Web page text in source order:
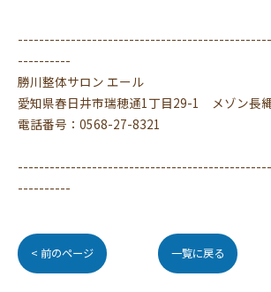
----------
勝川整体サロン エール
愛知県春日井市瑞穂通1丁目29-1 メゾン長
電話番号：0568-27-8321
----------
< 前のページ 一覧に戻る